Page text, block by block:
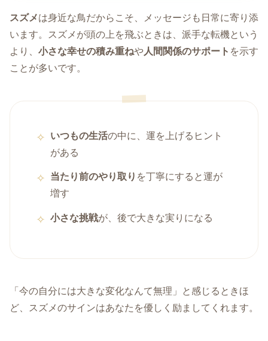
スズメは身近な鳥だからこそ、メッセージも日常に寄り添
います。スズメが頭の上を飛ぶときは、派手な転機という
より、 小さな幸せの積み重ねや人間関係のサポート を示す
ことが多いです。
いつもの生活の中に、運を上げるヒント
がある
当たり前のやり取り を丁寧にすると運が
増す
小さな挑戦が、後で大きな実りになる
「今の自分には大きな変化なんて無理」と感じるときほ
ど、スズメのサインはあなたを優しく励ましてくれます。